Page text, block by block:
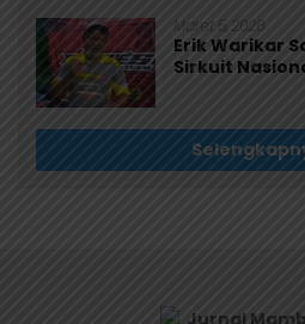
Maret 5, 2026
Erik Warikar
Sirkuit